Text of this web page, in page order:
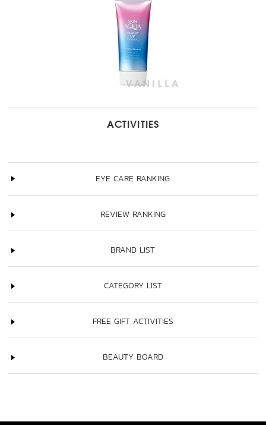
ACTIVITIES
EYE CARE RANKING
REVIEW RANKING
BRAND LIST
CATEGORY LIST
FREE GIFT ACTIVITIES
BEAUTY BOARD